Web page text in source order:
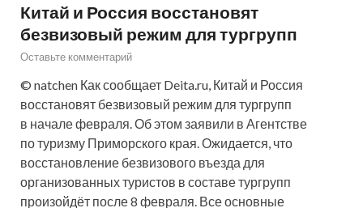
Китай и Россия восстановят
безвизовый режим для тургрупп
Оставьте комментарий
© natchen Как сообщает Deita.ru, Китай и Россия
восстановят безвизовый режим для тургрупп
в начале февраля. Об этом заявили в Агентстве
по туризму Приморского края. Ожидается, что
восстановление безвизового въезда для
организованных туристов в составе тургрупп
произойдёт после 8 февраля. Все основные